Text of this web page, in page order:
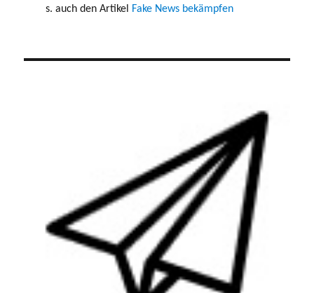
s. auch den Artikel
Fake News bekämpfen